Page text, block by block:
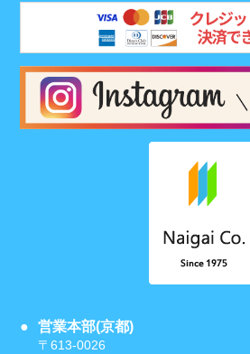
営業本部(京都)
〒613-0026